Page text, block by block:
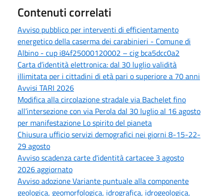
Contenuti correlati
Avviso pubblico per interventi di efficientamento
energetico della caserma dei carabinieri - Comune di
Albino - cup i84f25000120002 – cig bca5dcc0a2
Carta d’identità elettronica: dal 30 luglio validità
illimitata per i cittadini di età pari o superiore a 70 anni
Avvisi TARI 2026
Modifica alla circolazione stradale via Bachelet fino
all’intersezione con via Perola dal 30 luglio al 16 agosto
per manifestazione Lo spirito del pianeta
Chiusura ufficio servizi demografici nei giorni 8-15-22-
29 agosto
Avviso scadenza carte d'identità cartacee 3 agosto
2026 aggiornato
Avviso adozione Variante puntuale alla componente
geologica, geomorfologica, idrografica, idrogeologica,